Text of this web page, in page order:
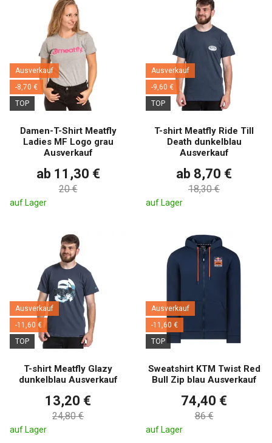
Ausverkauf
-8,70 €
TOP
Damen-T-Shirt Meatfly
Ladies MF Logo grau
Ausverkauf
ab 11,30 €
20 €
auf Lager
Ausverkauf
-9,60 €
TOP
T-shirt Meatfly Ride Till
Death dunkelblau
Ausverkauf
ab 8,70 €
18,30 €
auf Lager
Ausverkauf
-11,60 €
TOP
T-shirt Meatfly Glazy
dunkelblau Ausverkauf
13,20 €
24,80 €
auf Lager
Ausverkauf
-11,60 €
TOP
Sweatshirt KTM Twist Red
Bull Zip blau Ausverkauf
74,40 €
86 €
auf Lager